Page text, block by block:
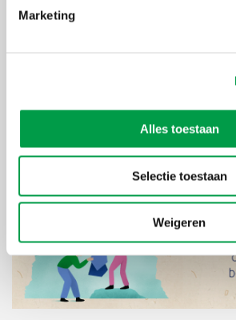
Marketing
Alles toestaan
Selectie toestaan
Weigeren
“Het EPM leert je voorbij jouw
transformatie naar een duurzame economie